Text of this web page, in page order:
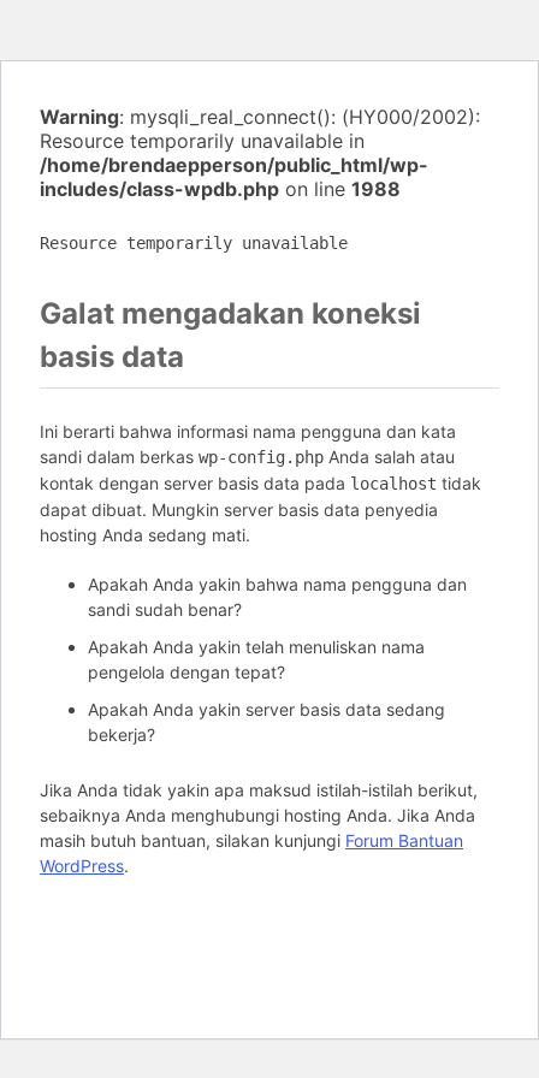
Warning: mysqli_real_connect(): (HY000/2002):
Resource temporarily unavailable in
/home/brendaepperson/public_html/wp-
includes/class-wpdb.php on line 1988
Resource temporarily unavailable
Galat mengadakan koneksi
basis data
Ini berarti bahwa informasi nama pengguna dan kata
sandi dalam berkas wp-config.php Anda salah atau
kontak dengan server basis data pada localhost tidak
dapat dibuat. Mungkin server basis data penyedia
hosting Anda sedang mati.
Apakah Anda yakin bahwa nama pengguna dan
sandi sudah benar?
Apakah Anda yakin telah menuliskan nama
pengelola dengan tepat?
Apakah Anda yakin server basis data sedang
bekerja?
Jika Anda tidak yakin apa maksud istilah-istilah berikut,
sebaiknya Anda menghubungi hosting Anda. Jika Anda
masih butuh bantuan, silakan kunjungi Forum Bantuan
WordPress.